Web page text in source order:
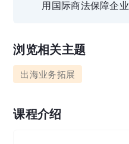
用国际商法保障企
浏览相关主题
出海业务拓展
课程介绍